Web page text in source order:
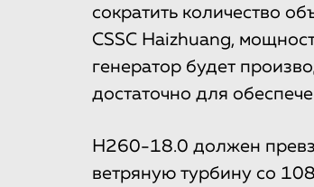
сократить количество
CSSC Haizhuang,
генератор будет
достаточно для
H260-18.0 должен
ветряную турбину со